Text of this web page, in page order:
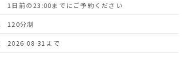
1日前の23:00までにご予約ください
120分制
2026-08-31まで